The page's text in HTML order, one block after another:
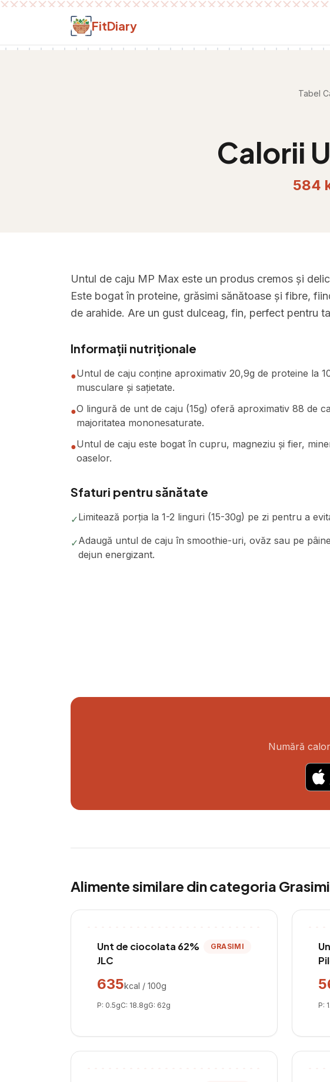
Salt la conținut
FitDiary
Tabel
Calorii
584
Untul de caju MP Max este un produs cremos și
Este bogat în proteine, grăsimi sănătoase și fibre,
de arahide. Are un gust dulceag, fin, perfect pentru
Informații nutriționale
●Untul de caju conține aproximativ 20,9g de proteine la
musculare și sațietate.
●O lingură de unt de caju (15g) oferă aproximativ 88 de
majoritatea mononesaturate.
●Untul de caju este bogat în cupru, magneziu și fier,
oaselor.
Sfaturi pentru sănătate
✓Limitează porția la 1-2 linguri (15-30g) pe zi pentru a
✓Adaugă untul de caju în smoothie-uri, ovăz sau pe
dejun energizant.
Numără
Alimente similare din categoria Grasimi
Unt de ciocolata 62%
JLC
GRASIMI
635kcal / 100g
P: 0.5gC: 18.8gG: 62g P: